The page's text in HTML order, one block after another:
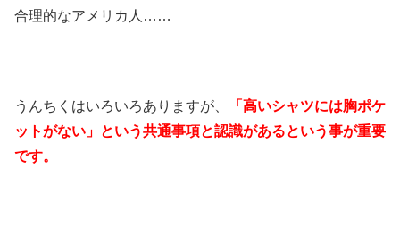
合理的なアメリカ人……
うんちくはいろいろありますが、
「高いシャツには胸ポケ
ットがない」という共通事項と認識があるという事が重要
です。